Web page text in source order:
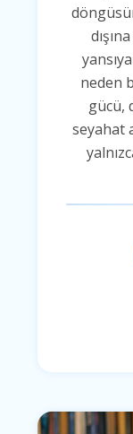
neden
gücü,
seyahat